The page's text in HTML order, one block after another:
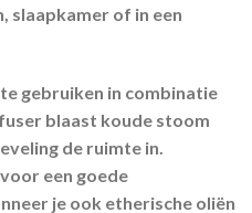
slaapkamer of in een
gebruiken in combinatie
blaast koude stoom
de ruimte in.
een goede
je ook etherische oliën